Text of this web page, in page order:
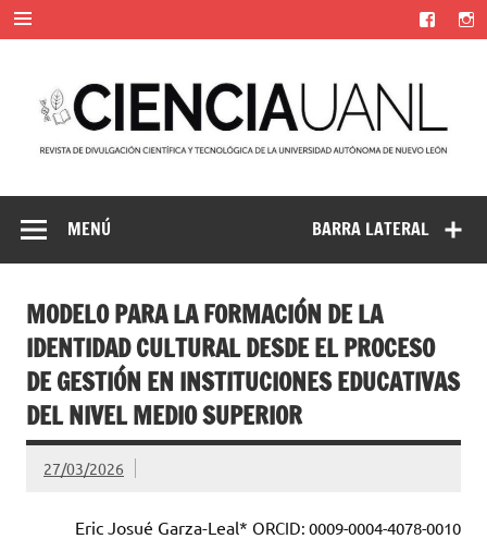
Saltar
contenido
Universidad Autónoma de Nuevo León
BARRA LATERAL
MENÚ
MODELO PARA LA FORMACIÓN DE LA
IDENTIDAD CULTURAL DESDE EL PROCESO
DE GESTIÓN EN INSTITUCIONES EDUCATIVAS
DEL NIVEL MEDIO SUPERIOR
27/03/2026
Eric Josué Garza-Leal* ORCID: 0009-0004-4078-0010